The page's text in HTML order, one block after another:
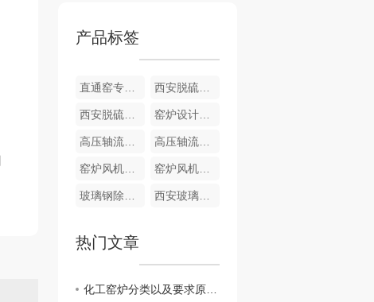
产品标签
直通窑专用风机 西安脱硫除尘设备
西安脱硫除尘设备厂家 窑炉设计技术咨询
高压轴流窑炉风机 高压轴流窑炉风机
窑炉风机厂家 窑炉风机加工
玻璃钢除尘脱硫塔 西安玻璃钢脱硫塔
热门文章
化工窑炉分类以及要求原来有这么多，学到了！